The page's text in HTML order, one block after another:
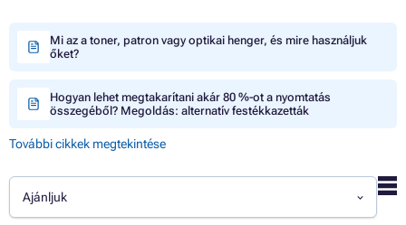
Mi az a toner, patron vagy optikai henger, és mire használjuk
őket?
Hogyan lehet megtakarítani akár 80 %-ot a nyomtatás
összegéből? Megoldás: alternatív festékkazetták
További cikkek megtekintése
Ajánljuk